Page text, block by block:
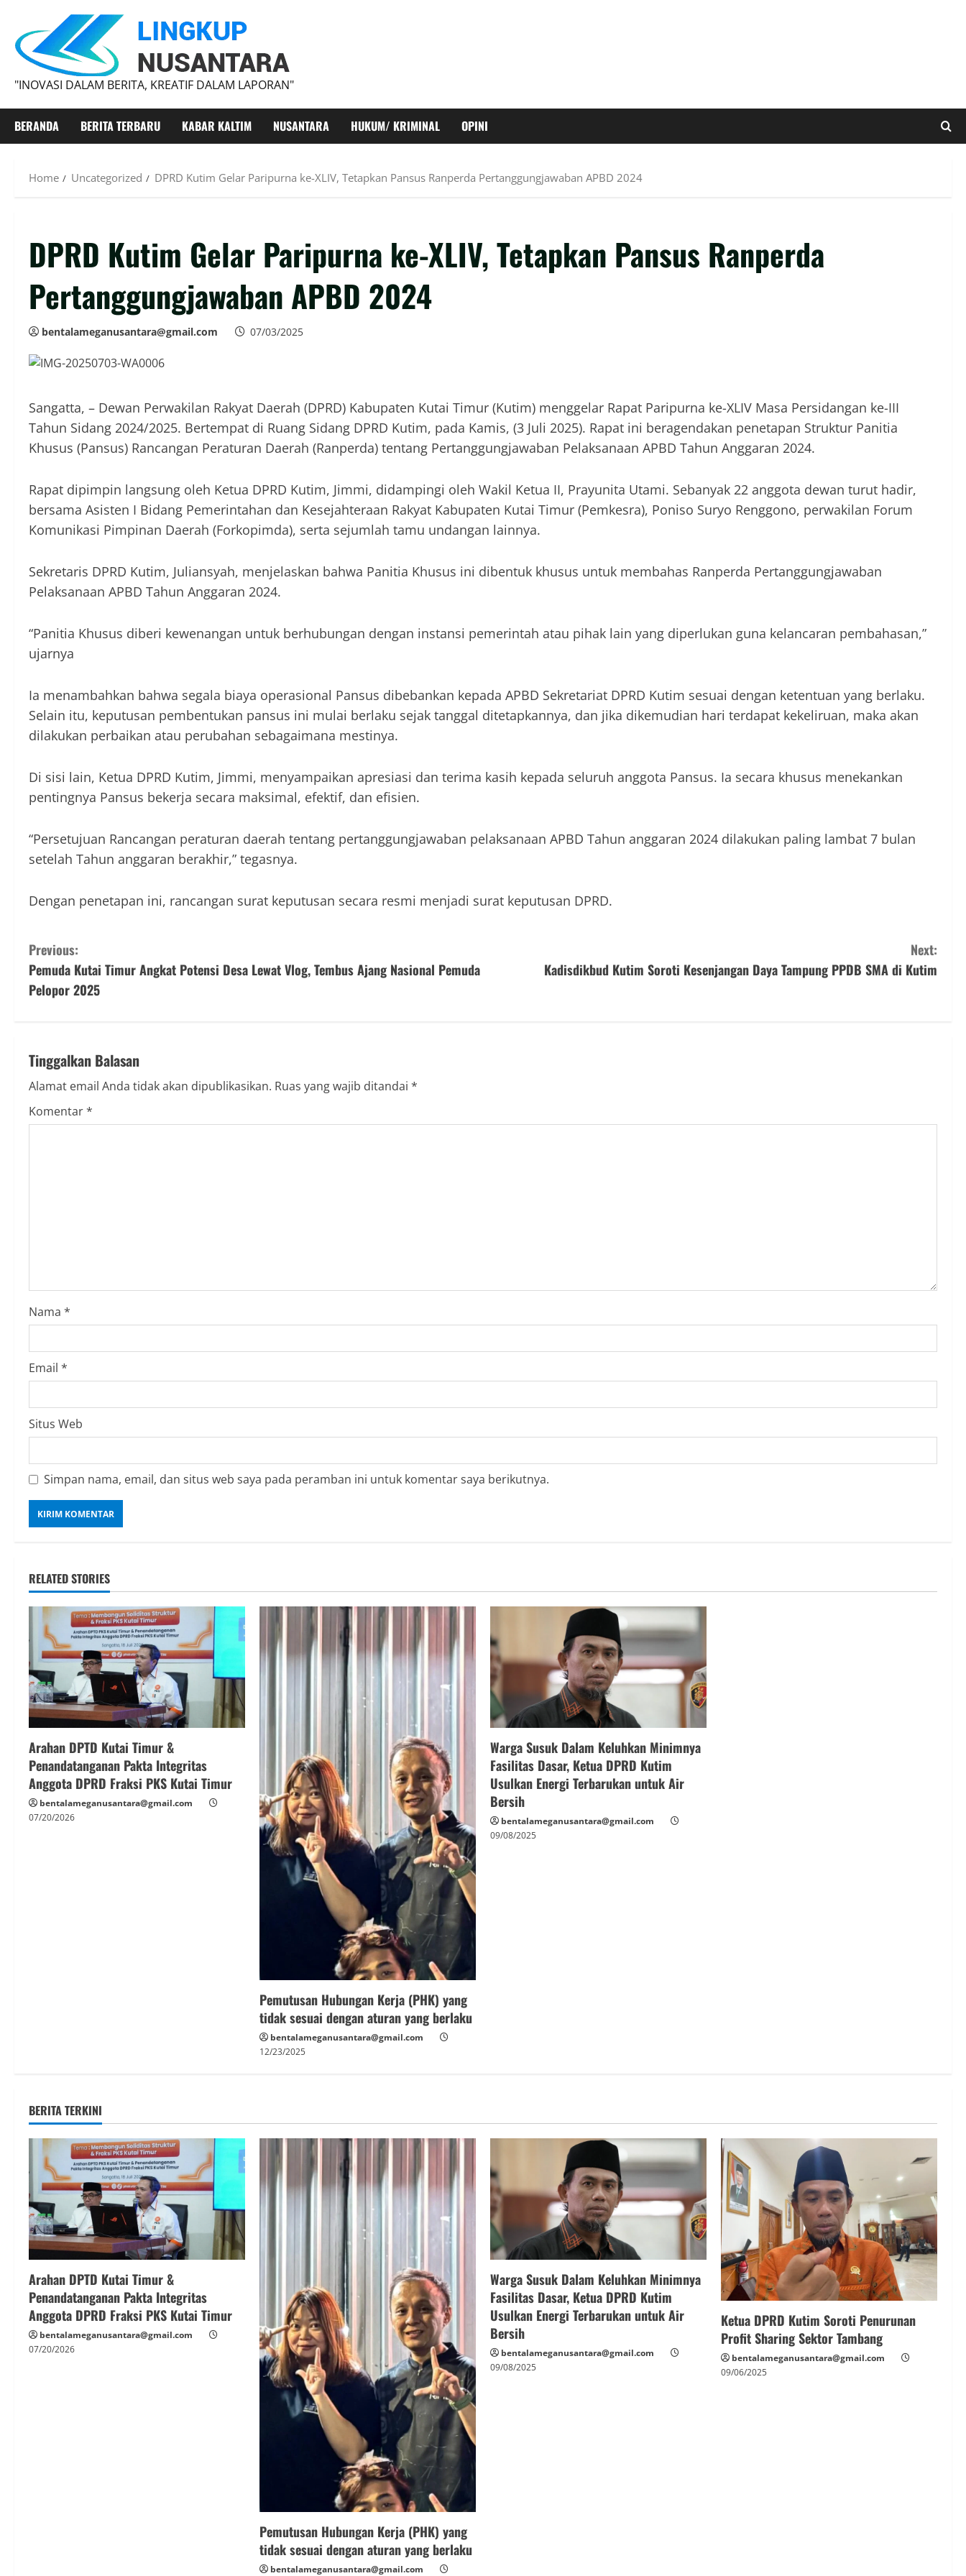
"INOVASI DALAM BERITA, KREATIF DALAM LAPORAN"
BERANDA BERITA TERBARU KABAR KALTIM NUSANTARA HUKUM/ KRIMINAL OPINI
Home Uncategorized DPRD Kutim Gelar Paripurna ke-XLIV, Tetapkan Pansus Ranperda Pertanggungjawaban APBD 2024
DPRD Kutim Gelar Paripurna ke-XLIV, Tetapkan Pansus Ranperda
Pertanggungjawaban APBD 2024
bentalameganusantara@gmail.com 07/03/2025
Sangatta, – Dewan Perwakilan Rakyat Daerah (DPRD) Kabupaten Kutai Timur (Kutim) menggelar Rapat Paripurna ke-XLIV Masa Persidangan ke-III
Tahun Sidang 2024/2025. Bertempat di Ruang Sidang DPRD Kutim, pada Kamis, (3 Juli 2025). Rapat ini beragendakan penetapan Struktur Panitia
Khusus (Pansus) Rancangan Peraturan Daerah (Ranperda) tentang Pertanggungjawaban Pelaksanaan APBD Tahun Anggaran 2024.
Rapat dipimpin langsung oleh Ketua DPRD Kutim, Jimmi, didampingi oleh Wakil Ketua II, Prayunita Utami. Sebanyak 22 anggota dewan turut hadir,
bersama Asisten I Bidang Pemerintahan dan Kesejahteraan Rakyat Kabupaten Kutai Timur (Pemkesra), Poniso Suryo Renggono, perwakilan Forum
Komunikasi Pimpinan Daerah (Forkopimda), serta sejumlah tamu undangan lainnya.
Sekretaris DPRD Kutim, Juliansyah, menjelaskan bahwa Panitia Khusus ini dibentuk khusus untuk membahas Ranperda Pertanggungjawaban
Pelaksanaan APBD Tahun Anggaran 2024.
“Panitia Khusus diberi kewenangan untuk berhubungan dengan instansi pemerintah atau pihak lain yang diperlukan guna kelancaran pembahasan,”
ujarnya
Ia menambahkan bahwa segala biaya operasional Pansus dibebankan kepada APBD Sekretariat DPRD Kutim sesuai dengan ketentuan yang berlaku.
Selain itu, keputusan pembentukan pansus ini mulai berlaku sejak tanggal ditetapkannya, dan jika dikemudian hari terdapat kekeliruan, maka akan
dilakukan perbaikan atau perubahan sebagaimana mestinya.
Di sisi lain, Ketua DPRD Kutim, Jimmi, menyampaikan apresiasi dan terima kasih kepada seluruh anggota Pansus. Ia secara khusus menekankan
pentingnya Pansus bekerja secara maksimal, efektif, dan efisien.
“Persetujuan Rancangan peraturan daerah tentang pertanggungjawaban pelaksanaan APBD Tahun anggaran 2024 dilakukan paling lambat 7 bulan
setelah Tahun anggaran berakhir,” tegasnya.
Dengan penetapan ini, rancangan surat keputusan secara resmi menjadi surat keputusan DPRD.
Previous:
Pemuda Kutai Timur Angkat Potensi Desa Lewat Vlog, Tembus Ajang Nasional Pemuda
Pelopor 2025
Next:
Kadisdikbud Kutim Soroti Kesenjangan Daya Tampung PPDB SMA di Kutim
Tinggalkan Balasan
Alamat email Anda tidak akan dipublikasikan. Ruas yang wajib ditandai *
Komentar*
Nama *
Email *
Situs Web
Simpan nama, email, dan situs web saya pada peramban ini untuk komentar saya berikutnya.
RELATED STORIES
Arahan DPTD Kutai Timur &
Penandatanganan Pakta Integritas
Anggota DPRD Fraksi PKS Kutai Timur
bentalameganusantara@gmail.com
07/20/2026
Pemutusan Hubungan Kerja (PHK) yang
tidak sesuai dengan aturan yang berlaku
bentalameganusantara@gmail.com
12/23/2025
Warga Susuk Dalam Keluhkan Minimnya
Fasilitas Dasar, Ketua DPRD Kutim
Usulkan Energi Terbarukan untuk Air
Bersih
bentalameganusantara@gmail.com
09/08/2025
BERITA TERKINI
Arahan DPTD Kutai Timur &
Penandatanganan Pakta Integritas
Anggota DPRD Fraksi PKS Kutai Timur
bentalameganusantara@gmail.com
07/20/2026
Pemutusan Hubungan Kerja (PHK) yang
tidak sesuai dengan aturan yang berlaku
bentalameganusantara@gmail.com
Warga Susuk Dalam Keluhkan Minimnya
Fasilitas Dasar, Ketua DPRD Kutim
Usulkan Energi Terbarukan untuk Air
Bersih
bentalameganusantara@gmail.com
09/08/2025
‎Ketua DPRD Kutim Soroti Penurunan
Profit Sharing Sektor Tambang
bentalameganusantara@gmail.com
09/06/2025